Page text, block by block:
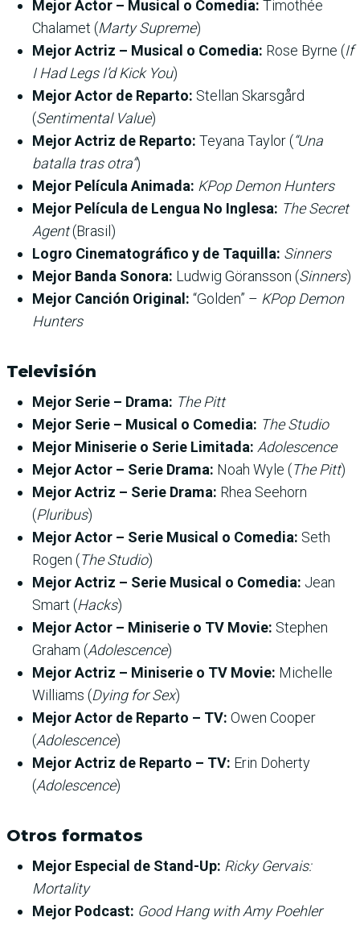
Mejor Actor – Musical o Comedia: Timothée
Chalamet (Marty Supreme)
Mejor Actriz – Musical o Comedia: Rose Byrne (If
I Had Legs I’d Kick You)
Mejor Actor de Reparto: Stellan Skarsgård
(Sentimental Value)
Mejor Actriz de Reparto: Teyana Taylor (“Una
batalla tras otra”)
Mejor Película Animada: KPop Demon Hunters
Mejor Película de Lengua No Inglesa: The Secret
Agent(Brasil)
Logro Cinematográfico y de Taquilla: Sinners
Mejor Banda Sonora: Ludwig Göransson (Sinners)
Mejor Canción Original: “Golden” – KPop Demon
Hunters
Televisión
Mejor Serie – Drama: The Pitt
Mejor Serie – Musical o Comedia: The Studio
Mejor Miniserie o Serie Limitada: Adolescence
Mejor Actor – Serie Drama: Noah Wyle (The Pitt)
Mejor Actriz – Serie Drama: Rhea Seehorn
(Pluribus)
Mejor Actor – Serie Musical o Comedia: Seth
Rogen (The Studio)
Mejor Actriz – Serie Musical o Comedia: Jean
Smart (Hacks)
Mejor Actor – Miniserie o TV Movie: Stephen
Graham (Adolescence)
Mejor Actriz – Miniserie o TV Movie: Michelle
Williams (Dying for Sex)
Mejor Actor de Reparto – TV: Owen Cooper
(Adolescence)
Mejor Actriz de Reparto – TV: Erin Doherty
(Adolescence)
Otros formatos
Mejor Especial de Stand-Up: Ricky Gervais:
Mortality
Mejor Podcast: Good Hang with Amy Poehler